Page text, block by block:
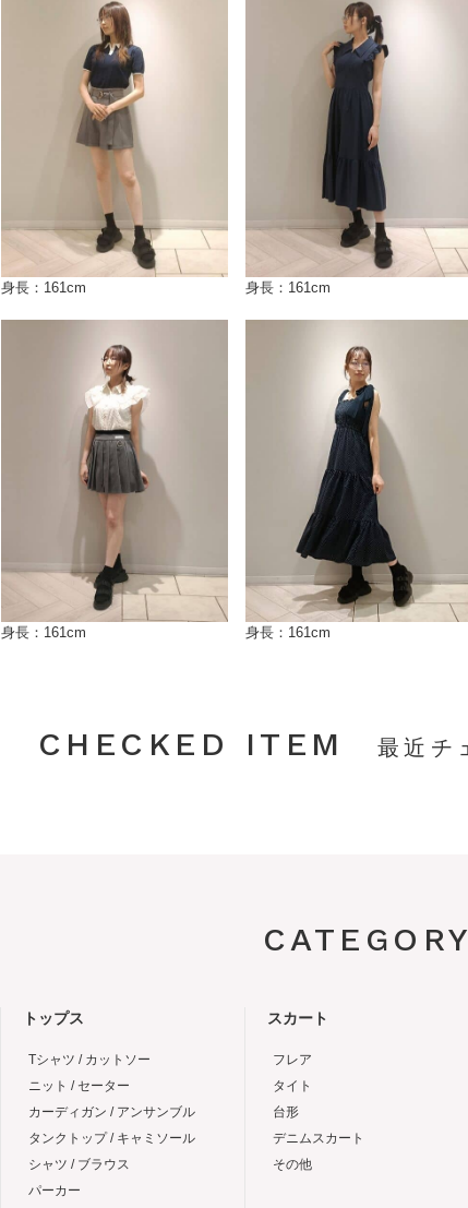
身長：161cm 身長：161cm
身長：161cm 身長：161cm
CHECKED ITEM
CATEGORY
トップス
Tシャツ / カットソー
ニット / セーター
カーディガン / アンサンブル
タンクトップ / キャミソール
シャツ / ブラウス
パーカー
スカート
フレア
タイト
台形
デニムスカート
その他